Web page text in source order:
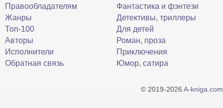
Правообладателям
Жанры
Топ-100
Авторы
Исполнители
Обратная связь
Фантастика и фэнтези
Детективы, триллеры
Для детей
Роман, проза
Приключения
Юмор, сатира
© 2019-2026 A-kniga.com